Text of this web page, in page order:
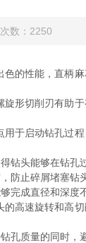
数：2250
性能，直柄
形切削刃有助
启动钻孔过
头能够在钻孔
止碎屑堵塞钻
成直径和深度
速旋转和高切
质量的同时，